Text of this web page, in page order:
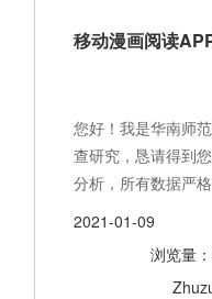
移动漫画阅读
您好！我是华南师
查研究，恳请得到
分析，所有数据严
2021-01-09
浏览量